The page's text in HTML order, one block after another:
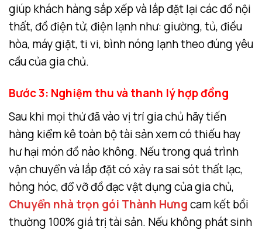
giúp khách hàng sắp xếp và lắp đặt lại các đồ nội
thất, đồ điện tử, điện lạnh như: giường, tủ, điều
hòa, máy giặt, ti vi, bình nóng lạnh theo đúng yêu
cầu của gia chủ.
Bước 3: Nghiệm thu và thanh lý hợp đồng
Sau khi mọi thứ đã vào vị trí gia chủ hãy tiến
hàng kiểm kê toàn bộ tài sản xem có thiếu hay
hư hại món đồ nào không. Nếu trong quá trình
vận chuyển và lắp đặt có xảy ra sai sót thất lạc,
hỏng hóc, đổ vỡ đồ đạc vật dụng của gia chủ,
Chuyển nhà trọn gói Thành Hưngcam kết bồi
thường 100% giá trị tài sản. Nếu không phát sinh